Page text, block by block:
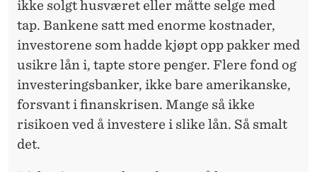
ikke solgt husværet eller måtte selge med
tap. Bankene satt med enorme kostnader,
investorene som hadde kjøpt opp pakker med
usikre lån i, tapte store penger. Flere fond og
investeringsbanker, ikke bare amerikanske,
forsvant i finanskrisen. Mange så ikke
risikoen ved å investere i slike lån. Så smalt
det.